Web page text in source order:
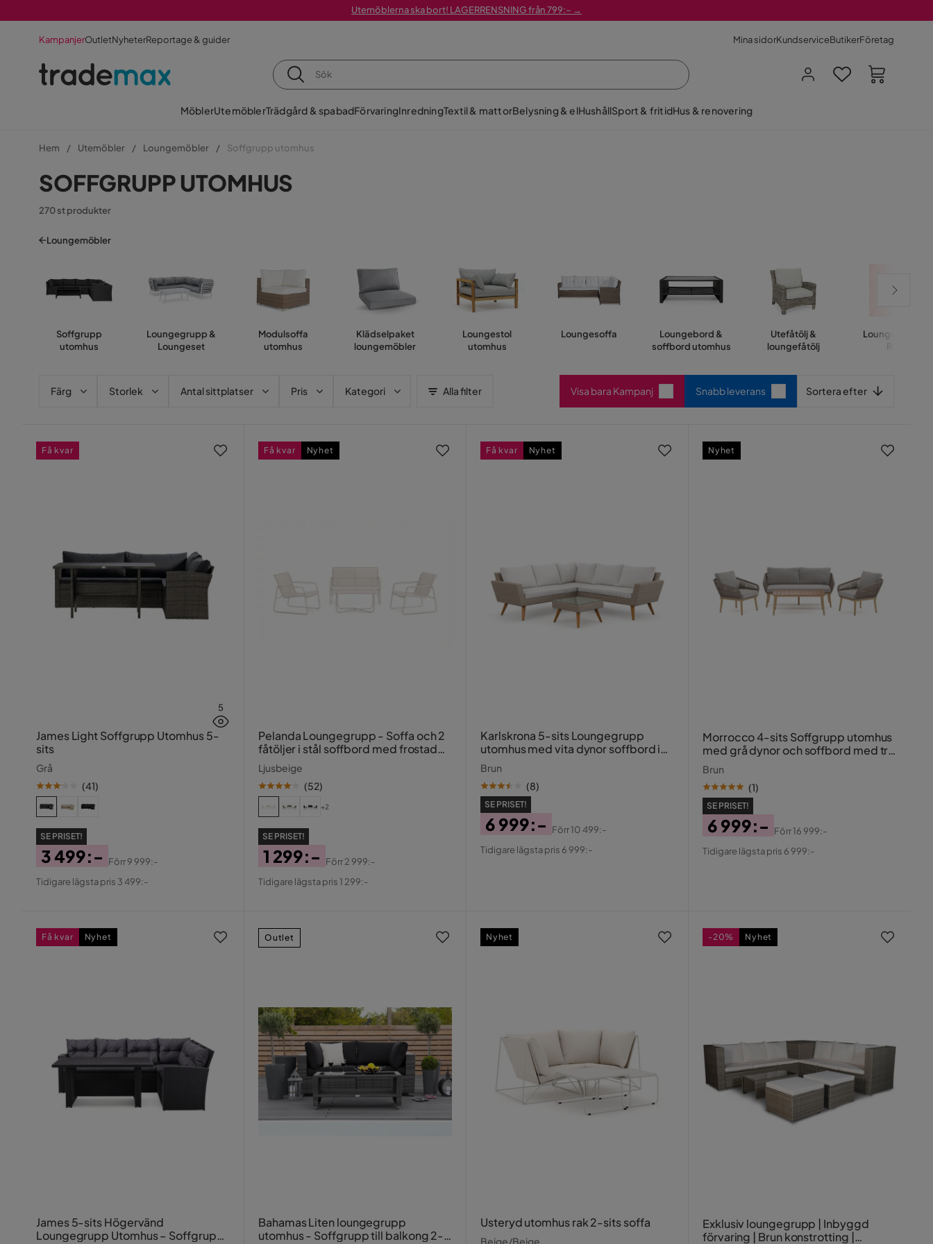
Utemöblerna ska bort! LAGERRENSNING från 799:– →
KampanjerOutletNyheterReportage & guider Mina sidorKundserviceButikerFöretag
MöblerUtemöblerTrädgård & spabadFörvaringInredningTextil & mattorBelysning & elHushållSport & fritidHus & renovering
Hem Utemöbler Loungemöbler Soffgrupp utomhus
SOFFGRUPP UTOMHUS
270 st produkter
Loungemöbler
Soffgrupp
utomhus
Loungegrupp &
Loungeset
Modulsoffa
utomhus
Klädselpaket
loungemöbler
Loungestol
utomhus
Loungesoffa
Loungebord &
soffbord utomhus
Utefåtölj &
loungefåtölj
Loungemöbler
REA
Färg Storlek Antal sittplatser Pris Kategori Alla filter Visa bara Kampanj Snabb leverans Sortera efter
5
James Light Soffgrupp Utomhus 5-
sits
Grå
(41)
SE PRISET!
Pris
3 499:-
Original
Förr9 999:-
Tidigare lägsta pris 3 499:-
Få kvar
Pelanda Loungegrupp - Soffa och 2
fåtöljer i stål soffbord med frostad
glasskiva
Ljusbeige
(52)
+2
SE PRISET!
Pris
1 299:-
Original
Förr2 999:-
Tidigare lägsta pris 1 299:-
Få kvar Nyhet
Karlskrona 5-sits Loungegrupp
utomhus med vita dynor soffbord i
konstrotting med glasskiva
Brun
(8)
SE PRISET!
Pris
6 999:-
Original
Förr10 499:-
Tidigare lägsta pris 6 999:-
Få kvar Nyhet
Morrocco 4-sits Soffgrupp utomhus
med grå dynor och soffbord med trä
utseende
Brun
(1)
SE PRISET!
Pris
6 999:-
Original
Förr16 999:-
Tidigare lägsta pris 6 999:-
Nyhet
James 5-sits Högervänd
Loungegrupp Utomhus – Soffgrupp
Få kvar Nyhet
Bahamas Liten loungegrupp
utomhus - Soffgrupp till balkong 2-
Outlet
Usteryd utomhus rak 2-sits soffa
Beige/Beige
Nyhet
Exklusiv loungegrupp | Inbyggd
förvaring | Brun konstrotting |
-20% Nyhet